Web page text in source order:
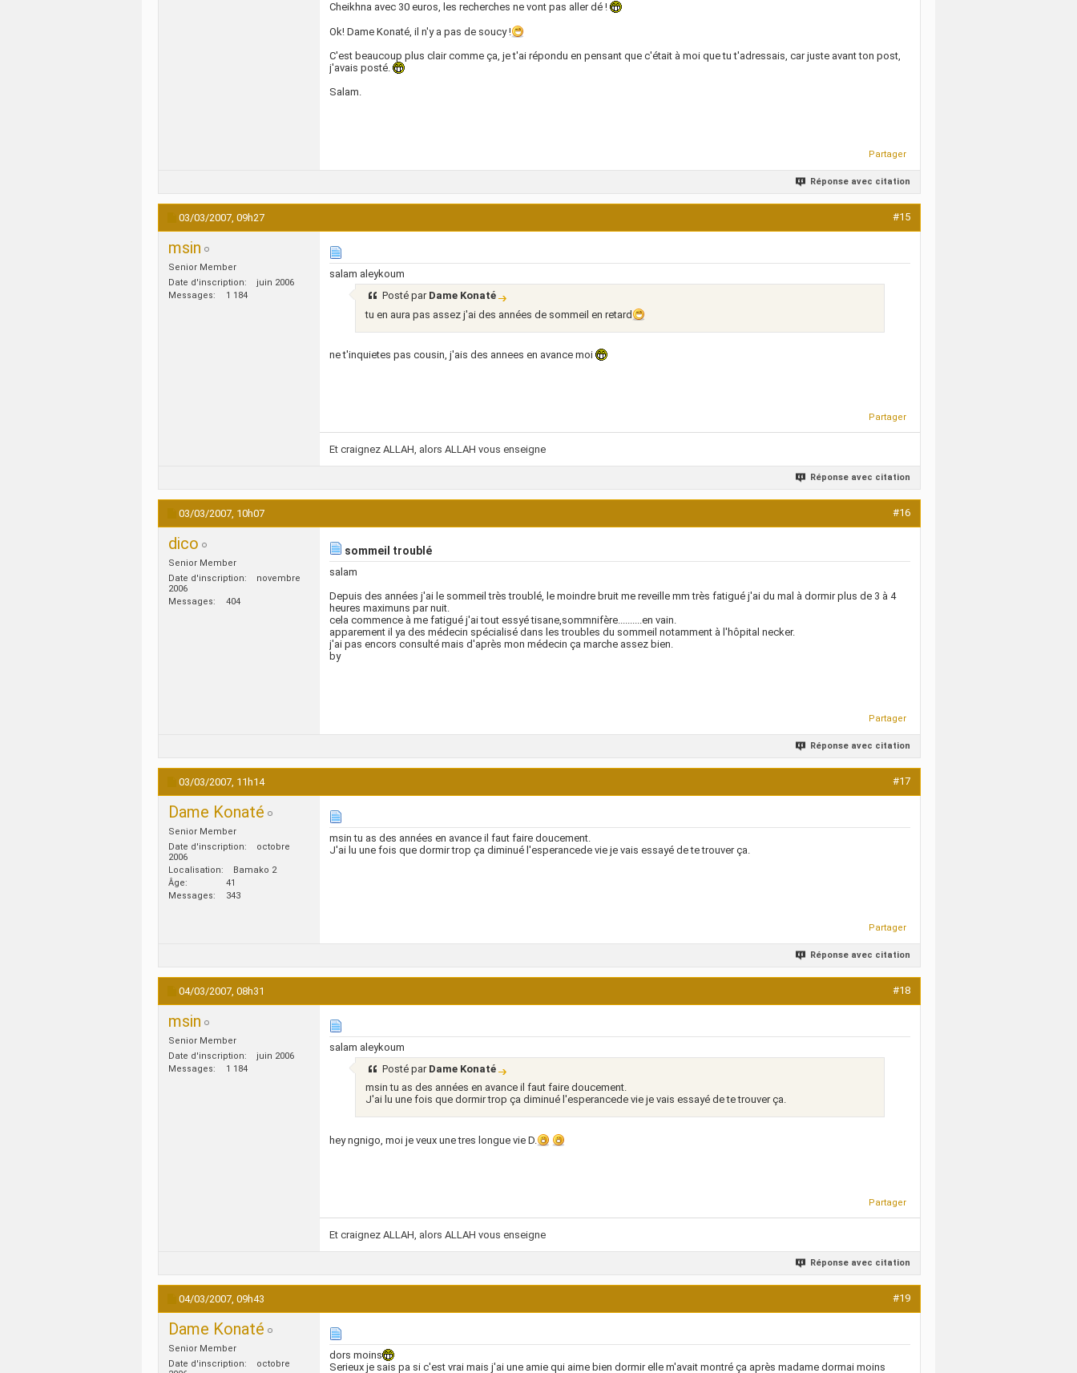
Cheikhna avec 30 euros, les recherches ne vont pas aller dé !
Ok! Dame Konaté, il n'y a pas de soucy !
C'est beaucoup plus clair comme ça, je t'ai répondu en pensant que c'était à moi que tu t'adressais, car juste avant ton post,
j'avais posté.
Salam.
Partager
Réponse avec citation
03/03/2007, 09h27 #15
msin
Senior Member
Date d'inscription
juin 2006
Messages
1 184
salam aleykoum
Posté par Dame Konaté
tu en aura pas assez j'ai des années de sommeil en retard
ne t'inquietes pas cousin, j'ais des annees en avance moi
Partager
Et craignez ALLAH, alors ALLAH vous enseigne
Réponse avec citation
03/03/2007, 10h07 #16
dico
Senior Member
Date d'inscription
novembre
2006
Messages
404
sommeil troublé
salam
Depuis des années j'ai le sommeil très troublé, le moindre bruit me reveille mm très fatigué j'ai du mal à dormir plus de 3 à 4
heures maximuns par nuit.
cela commence à me fatigué j'ai tout essyé tisane,sommnifère..........en vain.
apparement il ya des médecin spécialisé dans les troubles du sommeil notamment à l'hôpital necker.
j'ai pas encors consulté mais d'après mon médecin ça marche assez bien.
by
Partager
Réponse avec citation
03/03/2007, 11h14 #17
Dame Konaté
Senior Member
Date d'inscription
octobre
2006
Localisation
Bamako 2
Âge
41
Messages
343
msin tu as des années en avance il faut faire doucement.
J'ai lu une fois que dormir trop ça diminué l'esperancede vie je vais essayé de te trouver ça.
Partager
Réponse avec citation
04/03/2007, 08h31 #18
msin
Senior Member
Date d'inscription
juin 2006
Messages
1 184
salam aleykoum
Posté par Dame Konaté
msin tu as des années en avance il faut faire doucement.
J'ai lu une fois que dormir trop ça diminué l'esperancede vie je vais essayé de te trouver ça.
hey ngnigo, moi je veux une tres longue vie D.
Partager
Et craignez ALLAH, alors ALLAH vous enseigne
Réponse avec citation
04/03/2007, 09h43 #19
Dame Konaté
Senior Member
Date d'inscription
octobre
dors moins
Serieux je sais pa si c'est vrai mais j'ai une amie qui aime bien dormir elle m'avait montré ça après madame dormai moins